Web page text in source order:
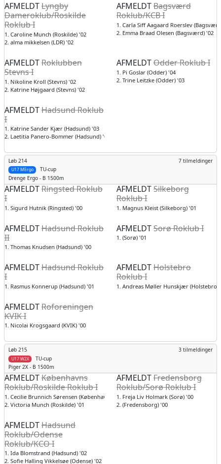
AFMELDTLyngby
Dameroklub/Roskilde
Roklub I
1. Caroline Munch (Roskilde) '02
2. alma mikkelsen (LDR) '02
AFMELDTBagsværd
Roklub/KCB I
1. Carla Siff Aagaard Roerslev
2. Emma Braad Olesen (Bagsværd) '02
AFMELDTRoklubben
Stevns I
1. Nikoline Kroll (Stevns) '02
2. Katrine Højgaard (Stevns) '02
AFMELDTOdder Roklub I
1. Pi Goslar (Odder) '04
2. Trine Leitzke (Odder) '03
AFMELDTHadsund Roklub
I
1. Katrine Sander Kjær (Hadsund) '03
2. Laetitia Panero-Bommer (Hadsund) '03
Løb 214
TU-cup
7 tilmeldinger
U17 MErgo
Drenge Ergo - B 1500m
AFMELDTRingsted Roklub
I
1. Sigurd Hutnik (Ringsted) '00
AFMELDTSilkeborg
Roklub I
1. Magnus Kleist (Silkeborg) '01
AFMELDTHadsund Roklub
II
1. Thomas Knudsen (Hadsund) '00
AFMELDTSorø Roklub I
1. (Sorø) '01
AFMELDTHadsund Roklub
I
1. Rasmus Konnerup (Hadsund) '01
AFMELDTHolstebro
Roklub I
1. Andreas Møller Hunskjær (Holstebro)
AFMELDTRoforeningen
KVIK I
1. Nicolai Krogsgaard (KVIK) '00
Løb 215
TU-cup
3 tilmeldinger
U17 W2X
Piger 2X - B 1500m
AFMELDTKøbenhavns
Roklub/Roskilde Roklub I
1. Cecilie Brunnich Sørensen (København) '01
2. Victoria Munch (Roskilde) '01
AFMELDTFredensborg
Roklub/Sorø Roklub I
1. Freja Liv Holmark (Sorø) '00
2. (Fredensborg) '00
AFMELDTHadsund
Roklub/Odense
Roklub/KCO I
1. Ida Blomstrand (Hadsund) '02
2. Sofie Halling Vikkelsøe (Odense) '02